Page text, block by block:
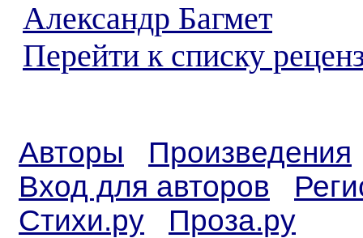
Александр Багмет
Перейти к списку
Авторы
Произведения
Вход для авторов
Стихи.ру
Проза.ру